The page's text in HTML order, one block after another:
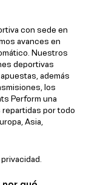
con sede en
avances en
Nuestros
deportivas
además
los
Perform una
por todo
Asia,